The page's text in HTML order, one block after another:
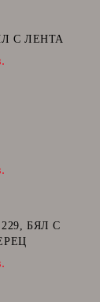
С ЛЕНТА
БЯЛ С